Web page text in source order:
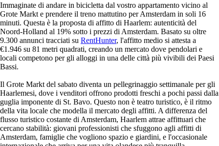
Immaginate di andare in bicicletta dal vostro appartamento vicino al
Grote Markt e prendere il treno mattutino per Amsterdam in soli 16
minuti. Questa è la proposta di affitto di Haarlem: autenticità del
Noord-Holland al 19% sotto i prezzi di Amsterdam. Basato su oltre
9.300 annunci tracciati su RentHunter, l'affitto medio si attesta a
€1.946 su 81 metri quadrati, creando un mercato dove pendolari e
locali competono per gli alloggi in una delle città più vivibili dei Paesi
Bassi.
Il Grote Markt del sabato diventa un pellegrinaggio settimanale per gli
Haarlemesi, dove i venditori offrono prodotti freschi a pochi passi dalla
guglia imponente di St. Bavo. Questo non è teatro turistico, è il ritmo
della vita locale che modella il mercato degli affitti. A differenza del
flusso turistico costante di Amsterdam, Haarlem attrae affittuari che
cercano stabilità: giovani professionisti che sfuggono agli affitti di
Amsterdam, famiglie che vogliono spazio e giardini, e l'occasionale